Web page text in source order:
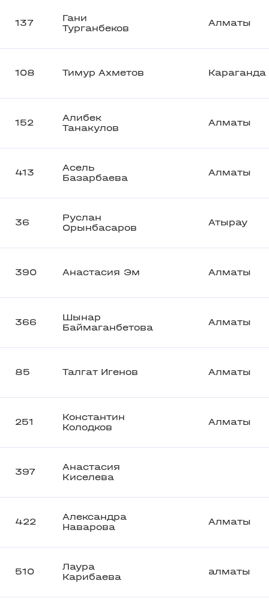
137
Гани
Турганбеков
Алматы
108 Тимур Ахметов Караганда
152
Алибек
Танакулов
Алматы
413
Асель
Базарбаева
Алматы
36
Руслан
Орынбасаров
Атырау
390 Анастасия Эм Алматы
366
Шынар
Баймаганбетова
Алматы
85 Талгат Игенов Алматы
251
Константин
Колодков
Алматы
397
Анастасия
Киселева
422
Александра
Наварова
Алматы
510
Лаура
Карибаева
алматы